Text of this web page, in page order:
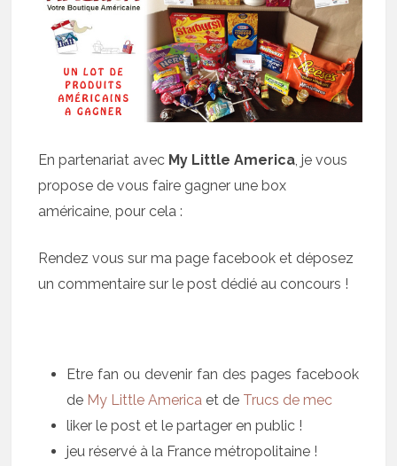
En partenariat avec My Little America, je vous
propose de vous faire gagner une box
américaine, pour cela :
Rendez vous sur ma page facebook et déposez
un commentaire sur le post dédié au concours !
Etre fan ou devenir fan des pages facebook
de My Little America et de Trucs de mec
liker le post et le partager en public !
jeu réservé à la France métropolitaine !